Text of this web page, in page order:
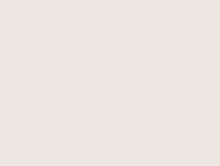
jag ska ha i den. Hade ägg ett tag men kändes weird så jag testar vidare.
stått i ett skåp och samlat damm. Nu tyckte jag verkligen att dom